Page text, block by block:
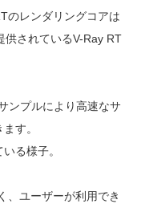
のレンダリングコアは
供されているV-Ray RT
ンプルにより高速なサ
す。
る様子。
、ユーザーが利用でき